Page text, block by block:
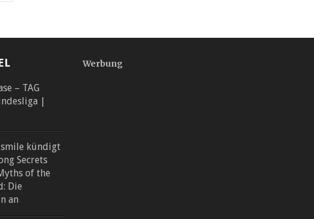
– TAG
|
kündigt
Secrets
of the
Die
an
Werbung